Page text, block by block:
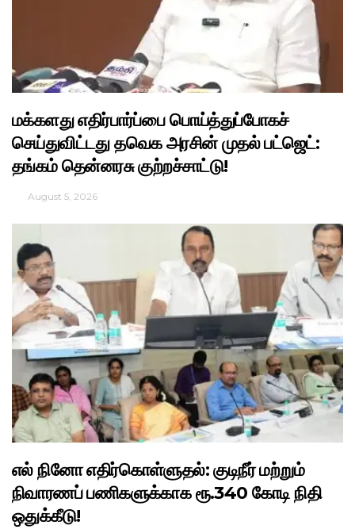
மக்களது எதிர்பார்ப்பை பொய்த்துப்போகச்
செய்துவிட்டது தவெக அரசின் முதல் பட்ஜெட்:
தங்கம் தென்னரசு குற்றச்சாட்டு!
August 5, 2026
எல் நினோ எதிர்கொள்ளுதல்: குடிநீர் மற்றும்
நிவாரணப் பணிகளுக்காக ரூ.340 கோடி நிதி
ஒதுக்கீடு!